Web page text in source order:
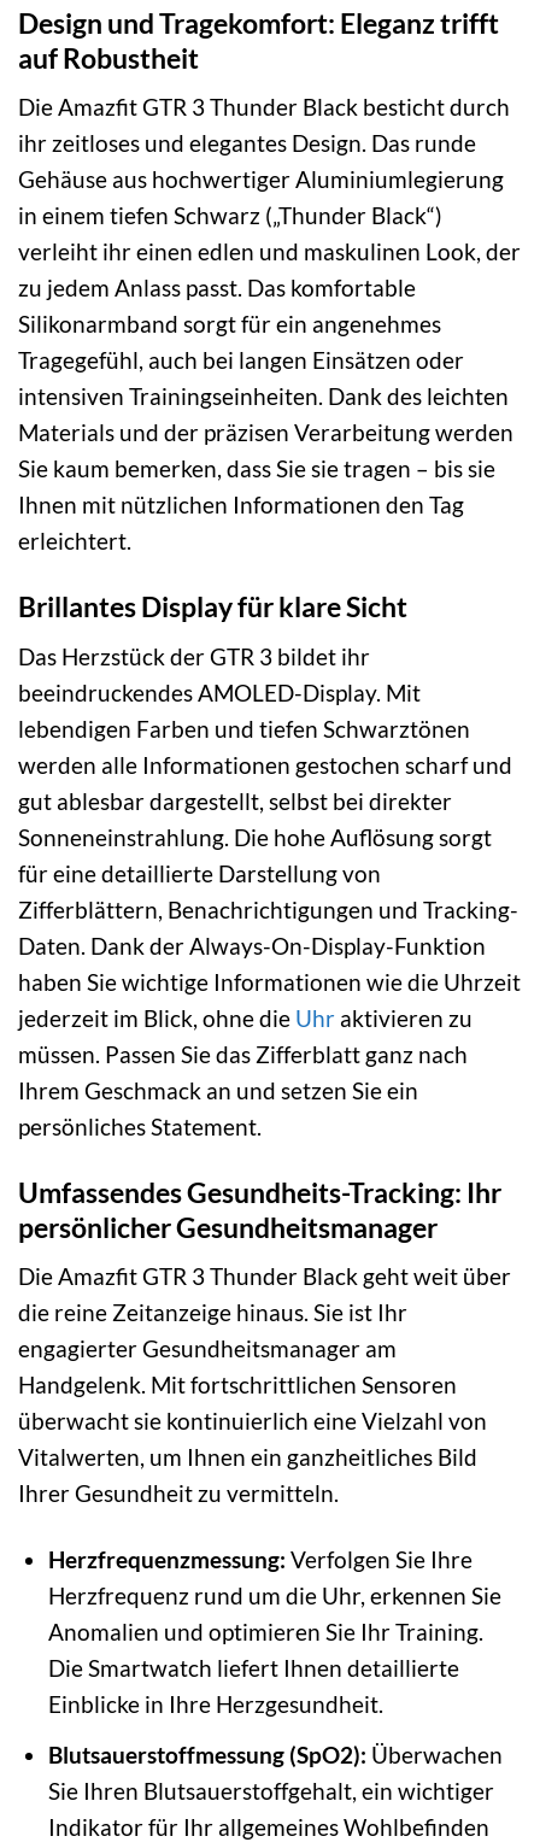
Design und Tragekomfort: Eleganz trifft
auf Robustheit
Die Amazfit GTR 3 Thunder Black besticht durch
ihr zeitloses und elegantes Design. Das runde
Gehäuse aus hochwertiger Aluminiumlegierung
in einem tiefen Schwarz („Thunder Black“)
verleiht ihr einen edlen und maskulinen Look, der
zu jedem Anlass passt. Das komfortable
Silikonarmband sorgt für ein angenehmes
Tragegefühl, auch bei langen Einsätzen oder
intensiven Trainingseinheiten. Dank des leichten
Materials und der präzisen Verarbeitung werden
Sie kaum bemerken, dass Sie sie tragen – bis sie
Ihnen mit nützlichen Informationen den Tag
erleichtert.
Brillantes Display für klare Sicht
Das Herzstück der GTR 3 bildet ihr
beeindruckendes AMOLED-Display. Mit
lebendigen Farben und tiefen Schwarztönen
werden alle Informationen gestochen scharf und
gut ablesbar dargestellt, selbst bei direkter
Sonneneinstrahlung. Die hohe Auflösung sorgt
für eine detaillierte Darstellung von
Zifferblättern, Benachrichtigungen und Tracking-
Daten. Dank der Always-On-Display-Funktion
haben Sie wichtige Informationen wie die Uhrzeit
jederzeit im Blick, ohne die Uhr aktivieren zu
müssen. Passen Sie das Zifferblatt ganz nach
Ihrem Geschmack an und setzen Sie ein
persönliches Statement.
Umfassendes Gesundheits-Tracking: Ihr
persönlicher Gesundheitsmanager
Die Amazfit GTR 3 Thunder Black geht weit über
die reine Zeitanzeige hinaus. Sie ist Ihr
engagierter Gesundheitsmanager am
Handgelenk. Mit fortschrittlichen Sensoren
überwacht sie kontinuierlich eine Vielzahl von
Vitalwerten, um Ihnen ein ganzheitliches Bild
Ihrer Gesundheit zu vermitteln.
Herzfrequenzmessung: Verfolgen Sie Ihre
Herzfrequenz rund um die Uhr, erkennen Sie
Anomalien und optimieren Sie Ihr Training.
Die Smartwatch liefert Ihnen detaillierte
Einblicke in Ihre Herzgesundheit.
Blutsauerstoffmessung (SpO2): Überwachen
Sie Ihren Blutsauerstoffgehalt, ein wichtiger
Indikator für Ihr allgemeines Wohlbefinden